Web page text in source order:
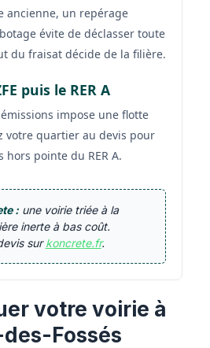
ancienne, un repérage
évite de déclasser toute
du fraisat décide de la filière.
puis le RER A
impose une flotte
votre quartier au devis pour
hors pointe du RER A.
:une voirie triée à la
inerte à bas coût.
surkoncrete.fr.
votre voirie à
Fossés